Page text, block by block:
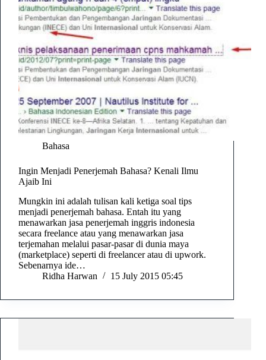
Bahasa
Ingin Menjadi Penerjemah Bahasa? Kenali Ilmu
Ajaib Ini
Mungkin ini adalah tulisan kali ketiga soal tips
menjadi penerjemah bahasa. Entah itu yang
menawarkan jasa penerjemah inggris indonesia
secara freelance atau yang menawarkan jasa
terjemahan melalui pasar-pasar di dunia maya
(marketplace) seperti di freelancer atau di upwork.
Sebenarnya ide…
Ridha Harwan
15 July 2015 05:45